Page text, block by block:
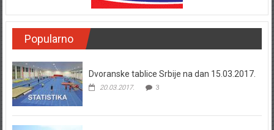
Popularno
Dvoranske tablice Srbije na dan 15.03.2017.
20.03.2017. 3